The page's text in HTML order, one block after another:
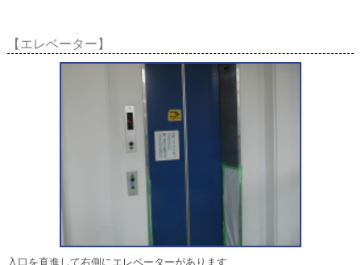
【エレベーター】
入口を直進して右側にエレベーターがあります